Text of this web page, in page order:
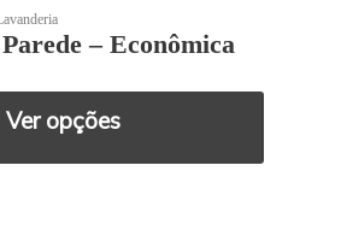
– Econômica
Ver opções